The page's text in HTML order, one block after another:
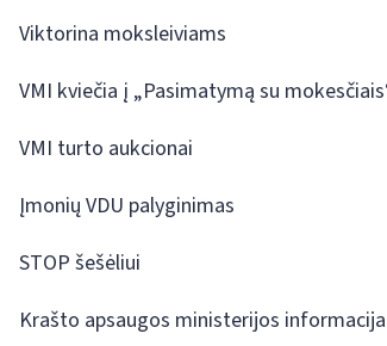
Viktorina moksleiviams
VMI kviečia į „Pasimatymą su
VMI turto aukcionai
Įmonių VDU palyginimas
STOP šešėliui
Krašto apsaugos ministerijos informacija